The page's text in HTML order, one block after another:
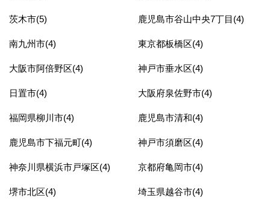
茨木市(5) 鹿児島市谷山中央7丁目(4)
南九州市(4) 東京都板橋区(4)
大阪市阿倍野区(4) 神戸市垂水区(4)
日置市(4) 大阪府泉佐野市(4)
福岡県柳川市(4) 鹿児島市清和(4)
鹿児島市下福元町(4) 神戸市須磨区(4)
神奈川県横浜市戸塚区(4) 京都府亀岡市(4)
堺市北区(4) 埼玉県越谷市(4)